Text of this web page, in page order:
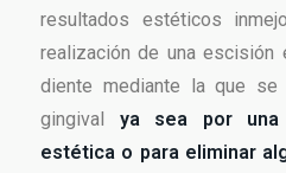
resultados estéticos
realización de una escisión
diente mediante la que
gingival ya sea por una
estética o para eliminar